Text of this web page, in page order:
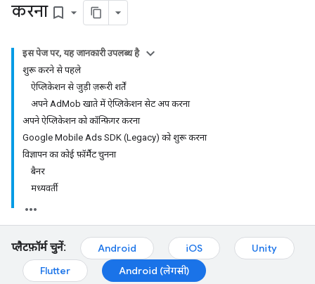
करना bookmark_border
इस पेज पर, यह जानकारी उपलब्ध है
शुरू करने से पहले
ऐप्लिकेशन से जुड़ी ज़रूरी शर्तें
अपने AdMob खाते में ऐप्लिकेशन सेट अप करना
अपने ऐप्लिकेशन को कॉन्फ़िगर करना
Google Mobile Ads SDK (Legacy) को शुरू करना
विज्ञापन का कोई फ़ॉर्मैट चुनना
बैनर
मध्यवर्ती
प्लैटफ़ॉर्म चुनें: Android iOS
Unity
Flutter
Android (लेगसी)